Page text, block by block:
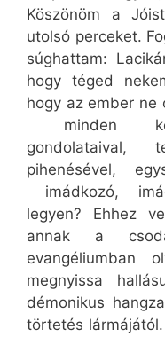
Köszönöm a
utolsó perceket.
súghattam:
hogy téged
hogy az ember ne
minden
gondolataival,
pihenésével,
imádkozó,
legyen? Ehhez
annak a
evangéliumban
megnyissa
démonikus
törtetés